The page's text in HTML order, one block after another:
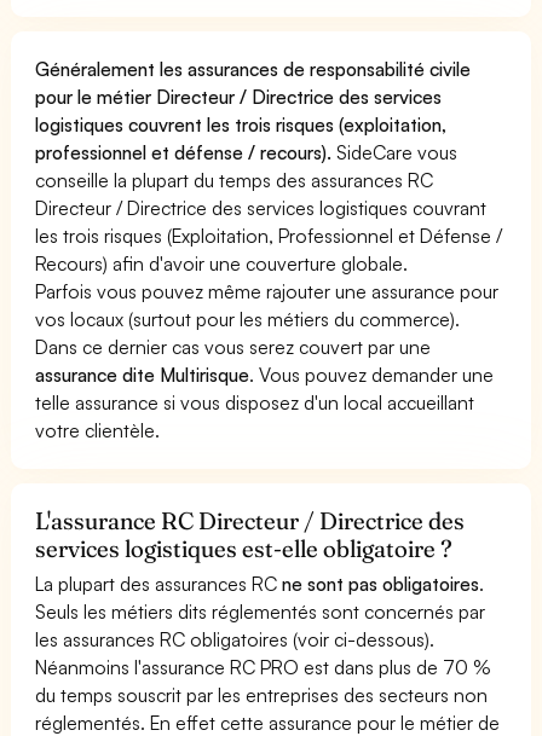
Généralement les assurances de responsabilité civile
pour le métier Directeur / Directrice des services
logistiques couvrent les trois risques (exploitation,
professionnel et défense / recours). SideCare vous
conseille la plupart du temps des assurances RC
Directeur / Directrice des services logistiques couvrant
les trois risques (Exploitation, Professionnel et Défense /
Recours) afin d'avoir une couverture globale.
Parfois vous pouvez même rajouter une assurance pour
vos locaux (surtout pour les métiers du commerce).
Dans ce dernier cas vous serez couvert par une
assurance dite Multirisque. Vous pouvez demander une
telle assurance si vous disposez d'un local accueillant
votre clientèle.
L'assurance RC Directeur / Directrice des
services logistiques est-elle obligatoire ?
La plupart des assurances RCne sont pas obligatoires.
Seuls les métiers dits réglementés sont concernés par
les assurances RC obligatoires (voir ci-dessous).
Néanmoins l'assurance RC PRO est dans plus de 70 %
du temps souscrit par les entreprises des secteurs non
réglementés. En effet cette assurance pour le métier de